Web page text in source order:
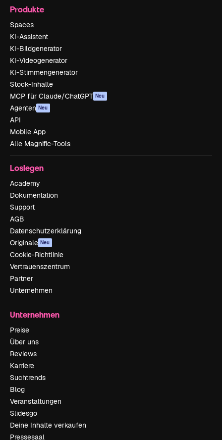
Produkte
Spaces
KI-Assistent
KI-Bildgenerator
KI-Videogenerator
KI-Stimmengenerator
Stock-Inhalte
MCP für Claude/ChatGPT Neu
Agenten Neu
API
Mobile App
Alle Magnific-Tools
Loslegen
Academy
Dokumentation
Support
AGB
Datenschutzerklärung
Originale Neu
Cookie-Richtlinie
Vertrauenszentrum
Partner
Unternehmen
Unternehmen
Preise
Über uns
Reviews
Karriere
Suchtrends
Blog
Veranstaltungen
Slidesgo
Deine Inhalte verkaufen
Pressesaal